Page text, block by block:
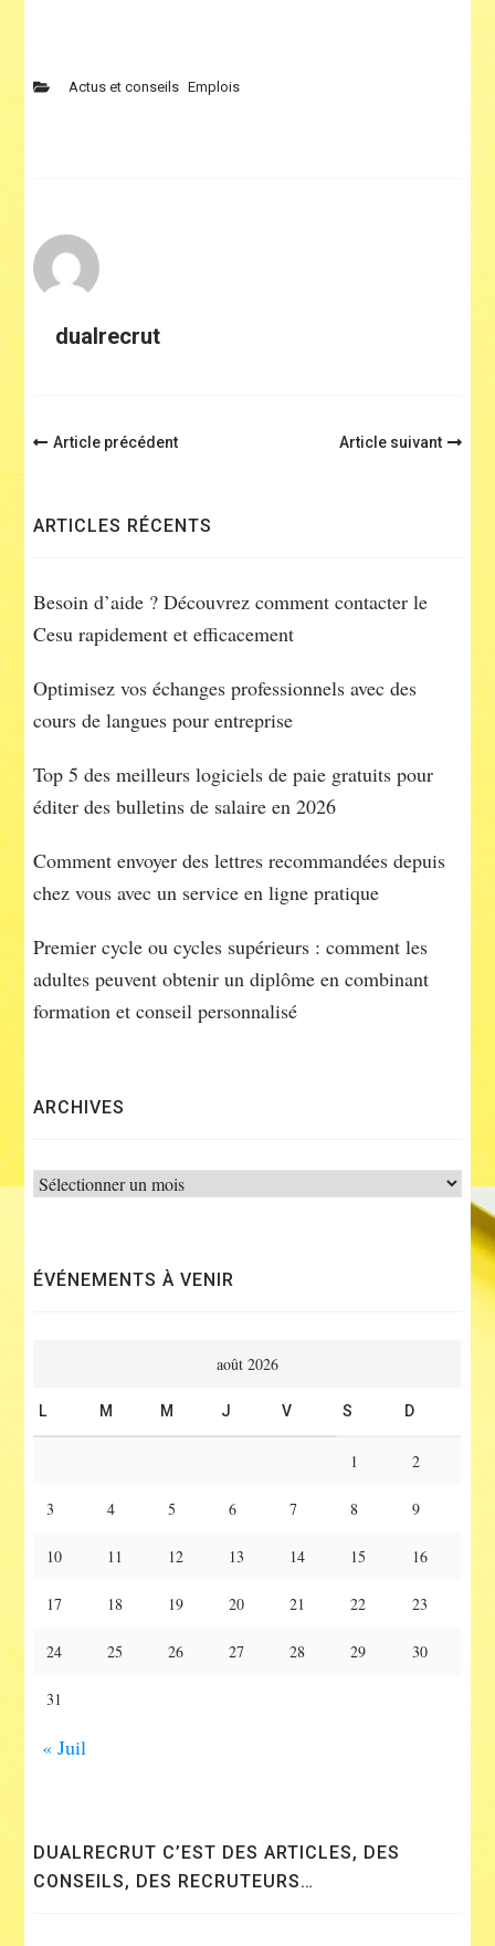
Actus et conseils Emplois
dualrecrut
Navigation
Article précédent Article suivant
ARTICLES RÉCENTS
Besoin d’aide ? Découvrez comment contacter le
Cesu rapidement et efficacement
Optimisez vos échanges professionnels avec des
cours de langues pour entreprise
Top 5 des meilleurs logiciels de paie gratuits pour
éditer des bulletins de salaire en 2026
Comment envoyer des lettres recommandées depuis
chez vous avec un service en ligne pratique
Premier cycle ou cycles supérieurs : comment les
adultes peuvent obtenir un diplôme en combinant
formation et conseil personnalisé
ARCHIVES
Archives
ÉVÉNEMENTS À VENIR
août 2026
L M M J V S D
1 2
3 4 5 6 7 8 9
10 11 12 13 14 15 16
17 18 19 20 21 22 23
24 25 26 27 28 29 30
31
« Juil
DUALRECRUT C’EST DES ARTICLES, DES
CONSEILS, DES RECRUTEURS…